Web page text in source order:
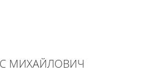
МИХАЙЛОВИЧ